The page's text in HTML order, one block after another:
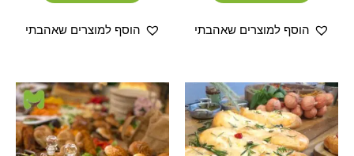
הוסף למוצרים שאהבתי הוסף למוצרים שאהבתי
מחירים:
⁦999.00 ₪⁩
עד
⁦2,499.00 ₪⁩
למוצר
זה
יש
מספר
טווח
מחירים:
עד
למוצר
זה
יש
מספר